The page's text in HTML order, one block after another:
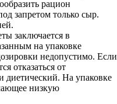
рацион
запретом только сыр.
заключается в
на упаковке
недопустимо. Если
отказаться от
диетический. На упаковке
низкую